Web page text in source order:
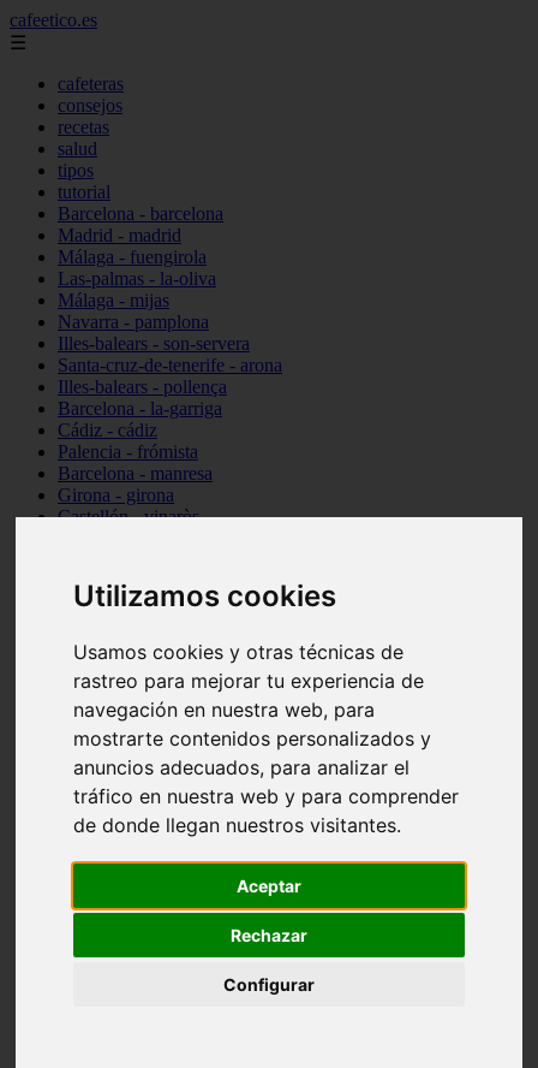
Utilizamos cookies
Usamos cookies y otras técnicas de
rastreo para mejorar tu experiencia de
navegación en nuestra web, para
mostrarte contenidos personalizados y
anuncios adecuados, para analizar el
tráfico en nuestra web y para comprender
de donde llegan nuestros visitantes.
Aceptar
Rechazar
Configurar
cafeetico.es
☰
cafeteras
consejos
recetas
salud
tipos
tutorial
Barcelona - barcelona
Madrid - madrid
Málaga - fuengirola
Las-palmas - la-oliva
Málaga - mijas
Navarra - pamplona
Illes-balears - son-servera
Santa-cruz-de-tenerife - arona
Illes-balears - pollença
Barcelona - la-garriga
Cádiz - cádiz
Palencia - frómista
Barcelona - manresa
Girona - girona
Castellón - vinaròs
Málaga - nerja
Girona - blanes
Málaga - marbella
Asturias - gijón
Girona - figueres
Alicante - santa-pola
Almería - roquetas-de-mar
Girona - tossa-de-mar
Barcelona - sant-cugat-del-vallès
Alicante - l39alfàs-del-pi
Barcelona - vilanova-i-la-geltrú
Castellón - peñíscola
Illes-balears - sant-josep-de-sa-talaia